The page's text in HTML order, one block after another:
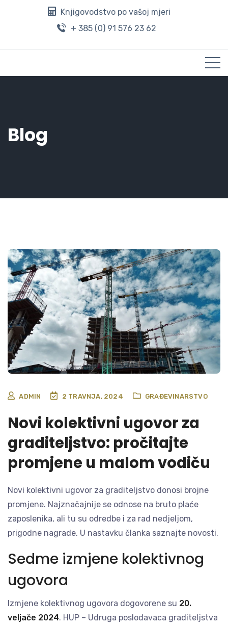
Knjigovodstvo po vašoj mjeri
+ 385 (0) 91 576 23 62
Blog
ADMIN 2 TRAVNJA, 2024 GRAĐEVINARSTVO
Novi kolektivni ugovor za
graditeljstvo: pročitajte
promjene u malom vodiču
Novi kolektivni ugovor za graditeljstvo donosi brojne
promjene. Najznačajnije se odnose na bruto plaće
zaposlenika, ali tu su odredbe i za rad nedjeljom,
prigodne nagrade. U nastavku članka saznajte novosti.
Sedme izmjene kolektivnog
ugovora
Izmjene kolektivnog ugovora dogovorene su 20.
veljače 2024. HUP – Udruga poslodavaca graditeljstva